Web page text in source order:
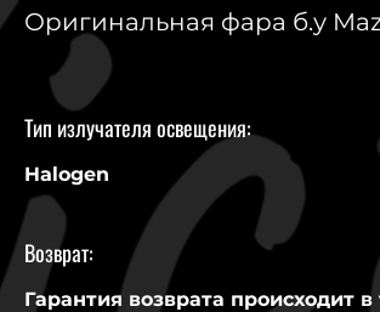
Оригинальная фара б.у
Тип излучателя освещения:
Halogen
Возврат:
Гарантия возврата происходит